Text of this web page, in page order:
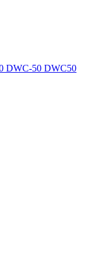
DWC-50 DWC50